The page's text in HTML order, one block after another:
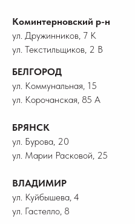
Коминтерновский р-н
ул. Дружинников, 7 К
ул. Текстильщиков, 2 В
БЕЛГОРОД
ул. Коммунальная, 15
ул. Корочанская, 85 А
БРЯНСК
ул. Бурова, 20
ул. Марии Расковой, 25
ВЛАДИМИР
ул. Куйбышева, 4
ул. Гастелло, 8